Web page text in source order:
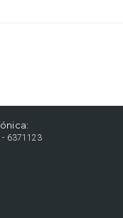
6371123